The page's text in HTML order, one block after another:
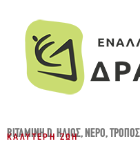
ΒΙΤΑΜΊΝΗ D,ΉΛΙΟΣ,ΝΕΡΌ,
ΚΑΛΎΤΕΡΗ ΖΩΉ